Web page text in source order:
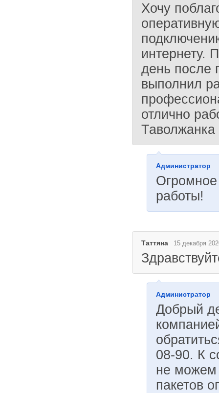
Хочу
интернету.
день после
выполнил
отлично
Таволжанка
Администратор
работы!
Таттяна 15 декабря
Администратор
Добрый
08-90. К
не можем
пакетов